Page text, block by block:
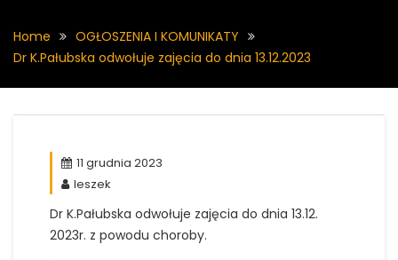
Home
OGŁOSZENIA I KOMUNIKATY
Dr K.Pałubska odwołuje zajęcia do dnia 13.12.2023
11 grudnia 2023
leszek
Dr K.Pałubska odwołuje zajęcia do dnia 13.12.
2023r. z powodu choroby.